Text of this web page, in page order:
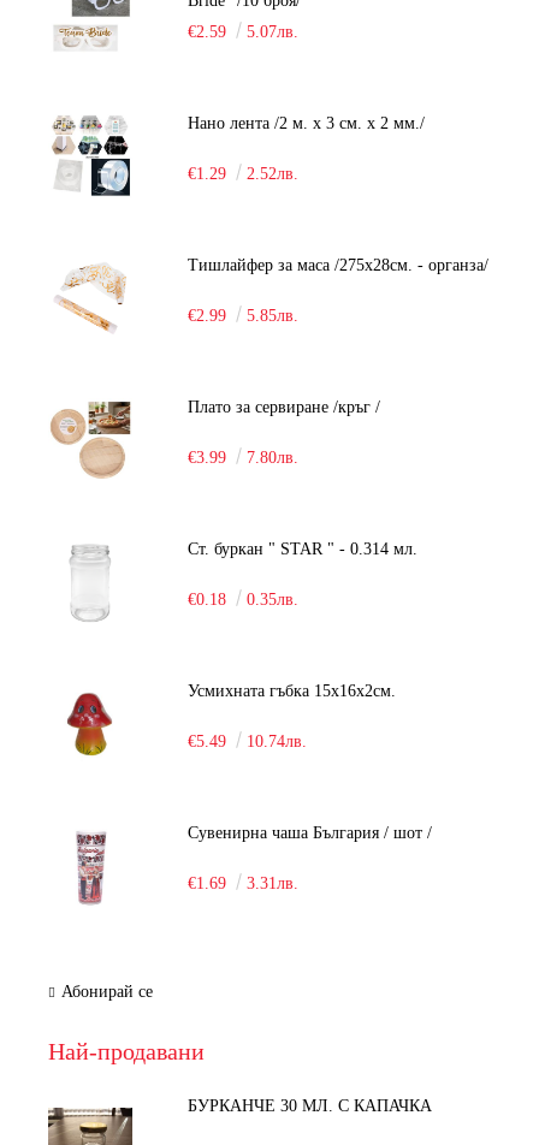
€2.59
5.07лв.
Нано лента /2 м. х 3 см. х 2 мм./
€1.29 2.52лв.
Тишлайфер за маса /275х28см. - органза/
€2.99 5.85лв.
Плато за сервиране /кръг /
€3.99 7.80лв.
Ст. буркан " STAR " - 0.314 мл.
€0.18 0.35лв.
Усмихната гъбка 15х16х2см.
€5.49 10.74лв.
Сувенирна чаша България / шот /
€1.69 3.31лв.
Абонирай се
Най-продавани
БУРКАНЧЕ 30 МЛ. С КАПАЧКА